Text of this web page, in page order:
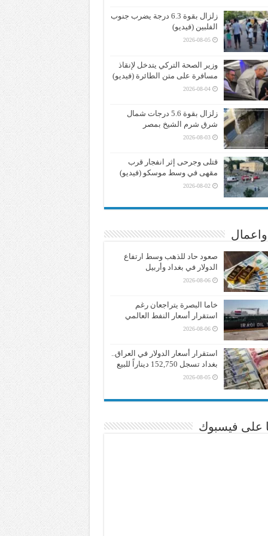
زلزال بقوة 6.3 درجة يضرب جنوب
الفلبين (فيديو)
2026-08-05
وزير الصحة التركي يتدخل لإنقاذ
مسافرة على متن الطائرة (فيديو)
2026-08-04
زلزال بقوة 5.6 درجات شمال
شرق شرم الشيخ بمصر
2026-08-03
قتلى وجرحى إثر انفجار قرب
مقهى في وسط موسكو (فيديو)
2026-08-02
صعود حاد للذهب وسط ارتفاع
الدولار في بغداد وأربيل
2026-08-06
خاما البصرة يتراجعان رغم
استقرار أسعار النفط العالمي
2026-08-06
استقرار أسعار الدولار في العراق..
بغداد تسجل 152,750 ديناراً للبيع
2026-08-05
على فيسبوك